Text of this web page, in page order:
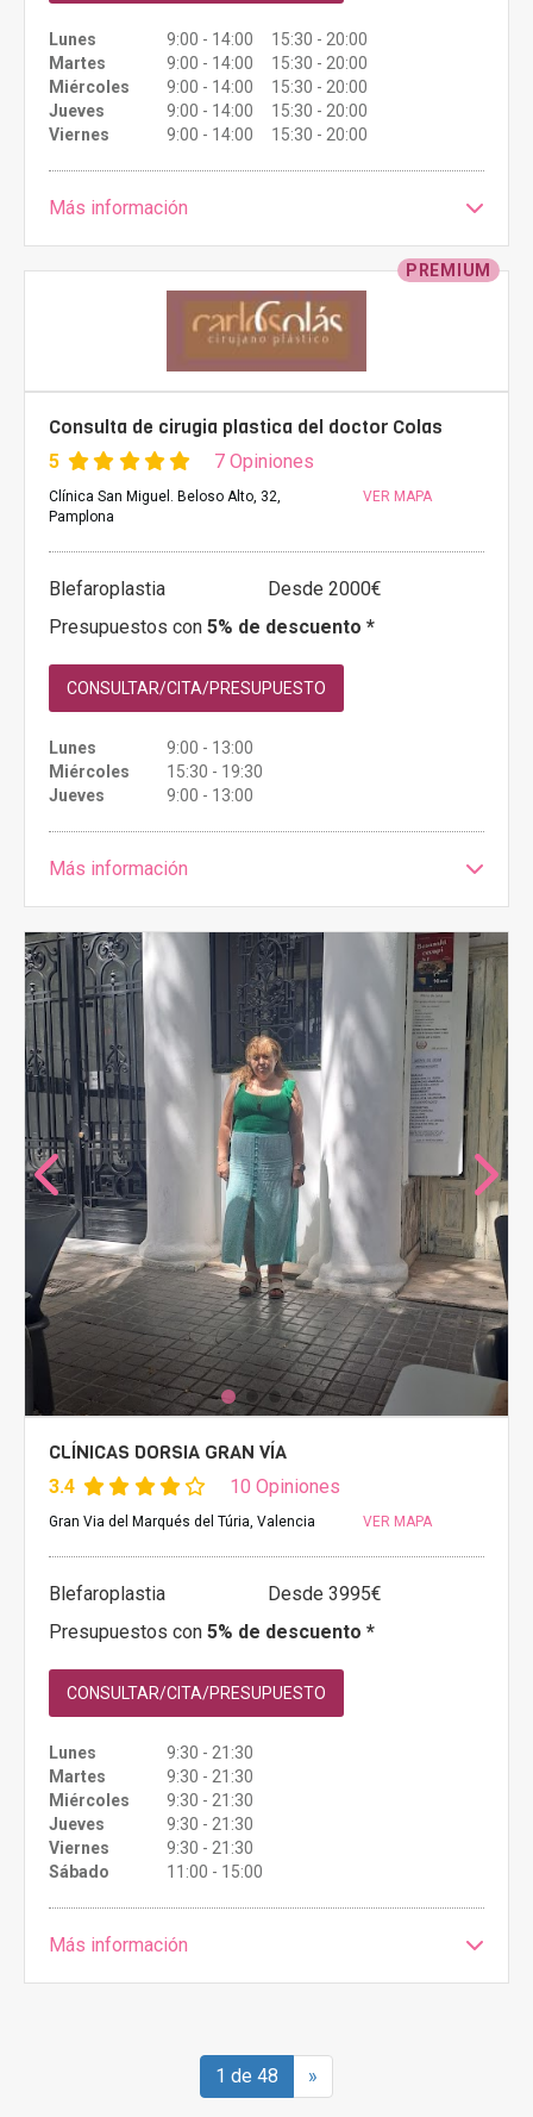
Lunes
9:00 - 14:00 15:30 - 20:00
Martes
9:00 - 14:00 15:30 - 20:00
Miércoles
9:00 - 14:00 15:30 - 20:00
Jueves
9:00 - 14:00 15:30 - 20:00
Viernes
9:00 - 14:00 15:30 - 20:00
Más información
PREMIUM
Consulta de cirugia plastica del doctor Colas
5 7 Opiniones
Clínica San Miguel. Beloso Alto, 32,
Pamplona
VER MAPA
Blefaroplastia
Desde 2000€
Presupuestos con 5% de descuento *
CONSULTAR/CITA/PRESUPUESTO
Lunes
9:00 - 13:00
Miércoles
15:30 - 19:30
Jueves
9:00 - 13:00
Más información
CLÍNICAS DORSIA GRAN VÍA
3.4 10 Opiniones
Gran Via del Marqués del Túria, Valencia VER MAPA
Blefaroplastia
Desde 3995€
Presupuestos con 5% de descuento *
CONSULTAR/CITA/PRESUPUESTO
Lunes
9:30 - 21:30
Martes
9:30 - 21:30
Miércoles
9:30 - 21:30
Jueves
9:30 - 21:30
Viernes
9:30 - 21:30
Sábado
11:00 - 15:00
Más información
1 de 48 »